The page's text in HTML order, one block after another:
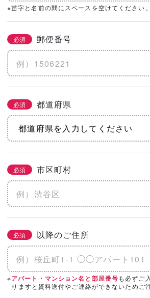
※苗字と名前の間にスペースを空けてください。
必須 郵便番号
必須 都道府県
必須 市区町村
必須 以降のご住所
※アパート・マンション名と部屋番号も必ずご
りますと資料送付やご連絡ができないためご